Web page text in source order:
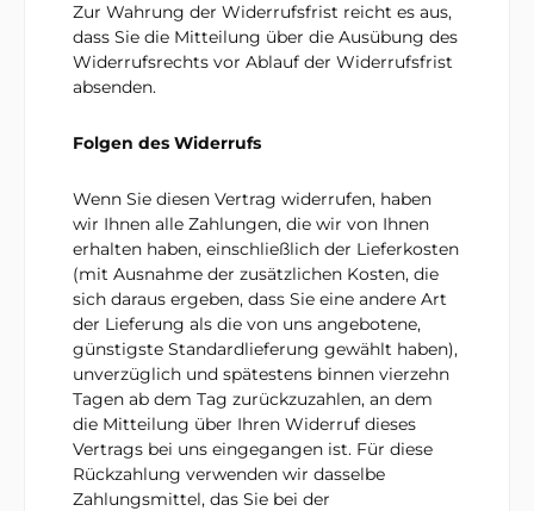
Zur Wahrung der Widerrufsfrist reicht es aus,
dass Sie die Mitteilung über die Ausübung des
Widerrufsrechts vor Ablauf der Widerrufsfrist
absenden.
Folgen des Widerrufs
Wenn Sie diesen Vertrag widerrufen, haben
wir Ihnen alle Zahlungen, die wir von Ihnen
erhalten haben, einschließlich der Lieferkosten
(mit Ausnahme der zusätzlichen Kosten, die
sich daraus ergeben, dass Sie eine andere Art
der Lieferung als die von uns angebotene,
günstigste Standardlieferung gewählt haben),
unverzüglich und spätestens binnen vierzehn
Tagen ab dem Tag zurückzuzahlen, an dem
die Mitteilung über Ihren Widerruf dieses
Vertrags bei uns eingegangen ist. Für diese
Rückzahlung verwenden wir dasselbe
Zahlungsmittel, das Sie bei der